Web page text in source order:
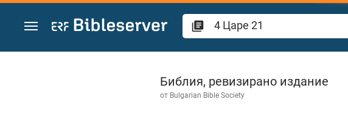
Преминете към съдържанието
4 Царе 21
Библия, ревизирано издание
от Bulgarian Bible Society